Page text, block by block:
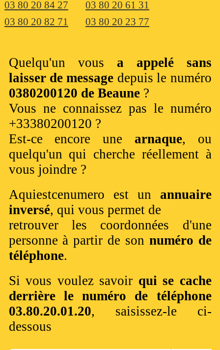
03 80 20 84 27
03 80 20 61 31
03 80 20 82 71
03 80 20 23 77
Quelqu'un vous a appelé sans
laisser de message depuis le numéro
0380200120 de Beaune?
Vous ne connaissez pas le numéro
+33380200120 ?
Est-ce encore une arnaque, ou
quelqu'un qui cherche réellement à
vous joindre ?
Aquiestcenumero est un annuaire
inversé, qui vous permet de
retrouver les coordonnées d'une
personne à partir de son numéro de
téléphone.
Si vous voulez savoir qui se cache
derrière le numéro de téléphone
03.80.20.01.20, saisissez-le ci-
dessous